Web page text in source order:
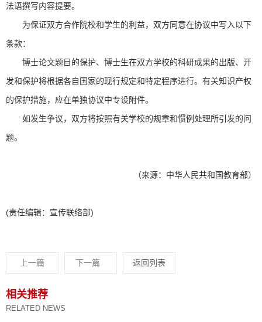
法语撰写内容提要。
为保证双方合作院校和学生的利益，双方同意在协议中写入以下
条款：
博士论文题目的保护、博士生在双方学校的科研成果的出版、开
发和保护将根据各自国家的现行规定和特定程序进行。有关知识产权
的保护措施，应在单独协议中专设附件。
如发生争议，双方将按照有关学校的规章和惯例处理所引发的问
题。
（来源：中华人民共和国教育部）
(责任编辑：宣传联络部)
上一篇 下一篇 返回列表
相关推荐
RELATED NEWS